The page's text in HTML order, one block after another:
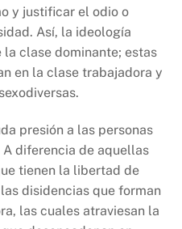
y justificar el odio o
Así, la ideología
clase dominante; estas
en la clase trabajadora y
presión a las personas
A diferencia de aquellas
tienen la libertad de
disidencias que forman
las cuales atraviesan la